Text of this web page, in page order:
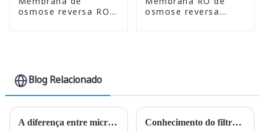
osmose reversa RO
osmose reversa
Blog Relacionado
A diferença entre microfiltração, ultrafiltração, nanofiltração e osmose reversa Conhecimento do filtro purificador de água 2020 -2